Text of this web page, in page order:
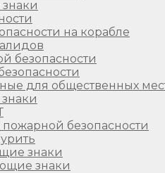
на корабле
безопасности
для общественных
безопасности
знаки
знаки